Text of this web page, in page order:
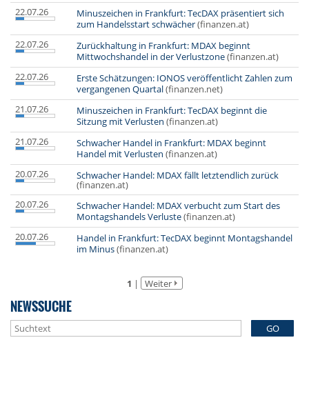
22.07.26
Minuszeichen in Frankfurt: TecDAX präsentiert sich
zum Handelsstart schwächer(finanzen.at)
22.07.26
Zurückhaltung in Frankfurt: MDAX beginnt
Mittwochshandel in der Verlustzone(finanzen.at)
22.07.26
Erste Schätzungen: IONOS veröffentlicht Zahlen zum
vergangenen Quartal(finanzen.net)
21.07.26
Minuszeichen in Frankfurt: TecDAX beginnt die
Sitzung mit Verlusten (finanzen.at)
21.07.26
Schwacher Handel in Frankfurt: MDAX beginnt
Handel mit Verlusten (finanzen.at)
20.07.26
Schwacher Handel: MDAX fällt letztendlich zurück
(finanzen.at)
20.07.26
Schwacher Handel: MDAX verbucht zum Start des
Montagshandels Verluste(finanzen.at)
20.07.26
Handel in Frankfurt: TecDAX beginnt Montagshandel
im Minus(finanzen.at)
1 | Weiter
NEWSSUCHE
GO